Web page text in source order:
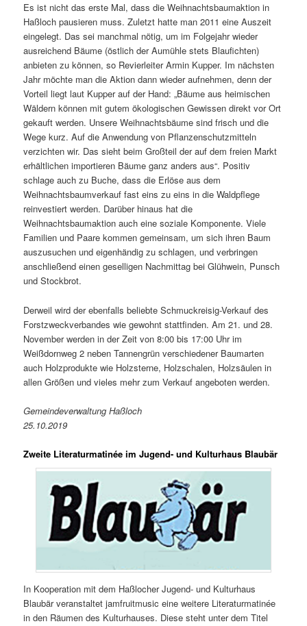
Es ist nicht das erste Mal, dass die Weihnachtsbaumaktion in
Haßloch pausieren muss. Zuletzt hatte man 2011 eine Auszeit
eingelegt. Das sei manchmal nötig, um im Folgejahr wieder
ausreichend Bäume (östlich der Aumühle stets Blaufichten)
anbieten zu können, so Revierleiter Armin Kupper. Im nächsten
Jahr möchte man die Aktion dann wieder aufnehmen, denn der
Vorteil liegt laut Kupper auf der Hand: „Bäume aus heimischen
Wäldern können mit gutem ökologischen Gewissen direkt vor Ort
gekauft werden. Unsere Weihnachtsbäume sind frisch und die
Wege kurz. Auf die Anwendung von Pflanzenschutzmitteln
verzichten wir. Das sieht beim Großteil der auf dem freien Markt
erhältlichen importieren Bäume ganz anders aus“. Positiv
schlage auch zu Buche, dass die Erlöse aus dem
Weihnachtsbaumverkauf fast eins zu eins in die Waldpflege
reinvestiert werden. Darüber hinaus hat die
Weihnachtsbaumaktion auch eine soziale Komponente. Viele
Familien und Paare kommen gemeinsam, um sich ihren Baum
auszusuchen und eigenhändig zu schlagen, und verbringen
anschließend einen geselligen Nachmittag bei Glühwein, Punsch
und Stockbrot.
Derweil wird der ebenfalls beliebte Schmuckreisig-Verkauf des
Forstzweckverbandes wie gewohnt stattfinden. Am 21. und 28.
November werden in der Zeit von 8:00 bis 17:00 Uhr im
Weißdornweg 2 neben Tannengrün verschiedener Baumarten
auch Holzprodukte wie Holzsterne, Holzschalen, Holzsäulen in
allen Größen und vieles mehr zum Verkauf angeboten werden.
Gemeindeverwaltung Haßloch
25.10.2019
Zweite Literaturmatinée im Jugend- und Kulturhaus Blaubär
In Kooperation mit dem Haßlocher Jugend- und Kulturhaus
Blaubär veranstaltet jamfruitmusic eine weitere Literaturmatinée
in den Räumen des Kulturhauses. Diese steht unter dem Titel